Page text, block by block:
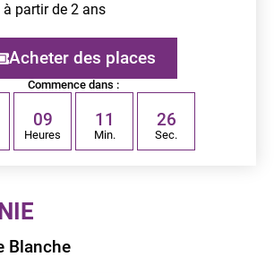
partir de 2 ans
Acheter des places
Commence dans :
09
Heures
1 1
Min.
26
Sec.
Blanche